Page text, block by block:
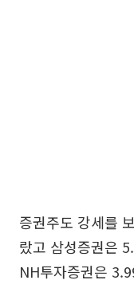
증권주도 강세를
랐고 삼성증권은
NH투자증권은